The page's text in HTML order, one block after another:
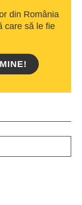
din România
care să le fie